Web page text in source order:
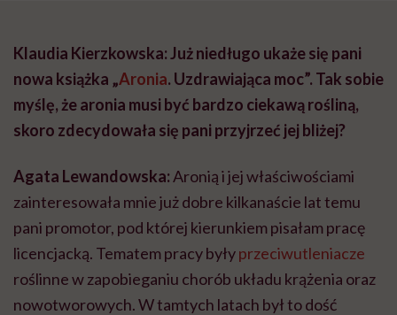
Klaudia Kierzkowska: Już niedługo ukaże się pani
nowa książka „Aronia. Uzdrawiająca moc”. Tak sobie
myślę, że aronia musi być bardzo ciekawą rośliną,
skoro zdecydowała się pani przyjrzeć jej bliżej?
Agata Lewandowska:Aronią i jej właściwościami
zainteresowała mnie już dobre kilkanaście lat temu
pani promotor, pod której kierunkiem pisałam pracę
licencjacką. Tematem pracy byłyprzeciwutleniacze
roślinne w zapobieganiu chorób układu krążenia oraz
nowotworowych. W tamtych latach był to dość